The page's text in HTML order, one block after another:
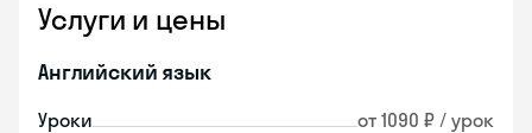
Услуги и цены
Английский язык
Уроки от 1090 ₽ / урок